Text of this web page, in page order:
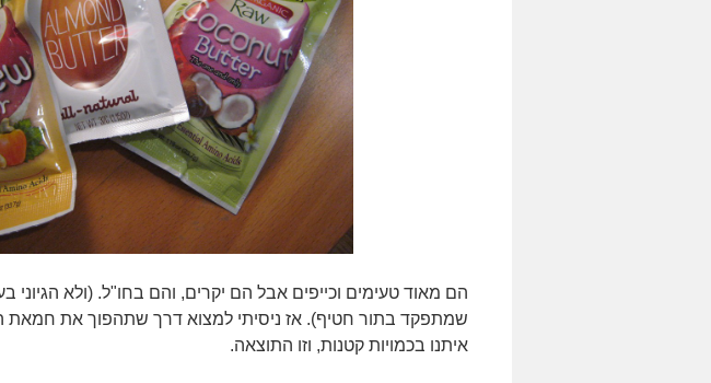
הם מאוד טעימים וכייפים אבל הם יקרים, והם בחו"ל. (ולא הגיוני
שמתפקד בתור חטיף). אז ניסיתי למצוא דרך שתהפוך את
איתנו בכמויות קטנות, וזו התוצאה.